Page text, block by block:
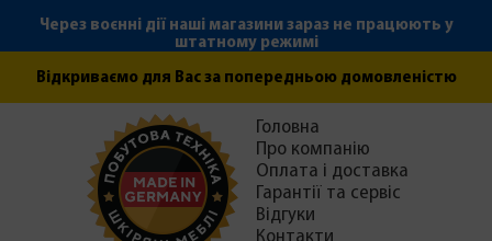
Через воєнні дії наші магазини зараз не працюють у
штатному режимі
Відкриваємо для Вас за попередньою домовленістю
Головна
Про компанію
Оплата і доставка
Гарантії та сервіс
Відгуки